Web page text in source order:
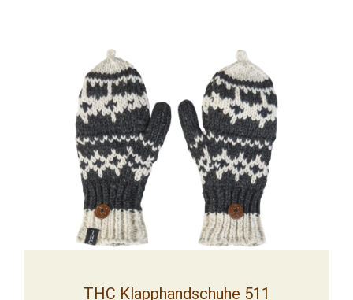
THC Klapphandschuhe 511